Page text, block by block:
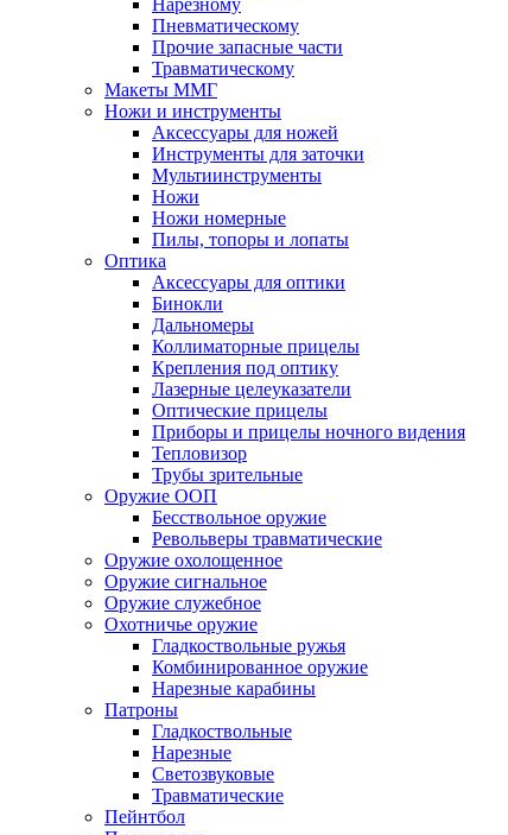
Нарезному
Пневматическому
Прочие запасные части
Травматическому
Макеты ММГ
Ножи и инструменты
Аксессуары для ножей
Инструменты для заточки
Мультиинструменты
Ножи
Ножи номерные
Пилы, топоры и лопаты
Оптика
Аксессуары для оптики
Бинокли
Дальномеры
Коллиматорные прицелы
Крепления под оптику
Лазерные целеуказатели
Оптические прицелы
Приборы и прицелы ночного видения
Тепловизор
Трубы зрительные
Оружие ООП
Бесствольное оружие
Револьверы травматические
Оружие охолощенное
Оружие сигнальное
Оружие служебное
Охотничье оружие
Гладкоствольные ружья
Комбинированное оружие
Нарезные карабины
Патроны
Гладкоствольные
Нарезные
Светозвуковые
Травматические
Пейнтбол